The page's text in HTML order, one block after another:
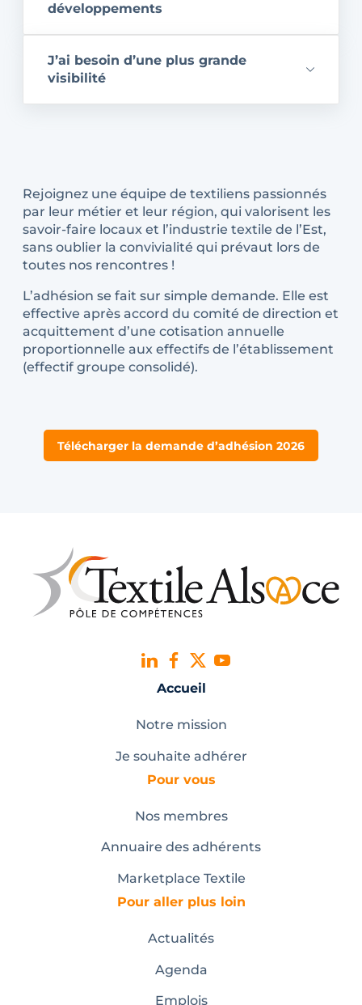
développements
J’ai besoin d’une plus grande
visibilité
Rejoignez une équipe de textiliens passionnés
par leur métier et leur région, qui valorisent les
savoir-faire locaux et l’industrie textile de l’Est,
sans oublier la convivialité qui prévaut lors de
toutes nos rencontres !
L’adhésion se fait sur simple demande. Elle est
effective après accord du comité de direction et
acquittement d’une cotisation annuelle
proportionnelle aux effectifs de l’établissement
(effectif groupe consolidé).
Télécharger la demande d’adhésion 2026
Accueil
Notre mission
Je souhaite adhérer
Pour vous
Nos membres
Annuaire des adhérents
Marketplace Textile
Pour aller plus loin
Actualités
Agenda
Emplois